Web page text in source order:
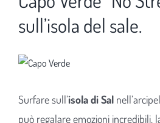
sull’isola del sale.
Ingrandisci
Surfare sull’isola di Sal
può regalare emozioni incredibili,